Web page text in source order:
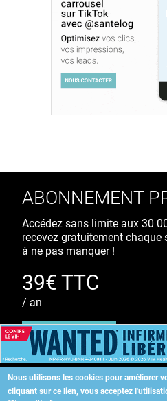
Nous utilisons les cookies pour améliorer
cliquant sur ce lien, vous acceptez
ABONNEMENT
Accédez sans limite aux 30
recevez gratuitement chaque
à ne pas manquer !
39€ TTC
/ an
S'ABONNER